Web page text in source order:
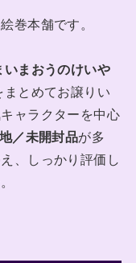
巻本舗です。
いまおうのけいや
とめてお譲りい
ャラクターを中心
／未開封品が多
、しっかり評価し